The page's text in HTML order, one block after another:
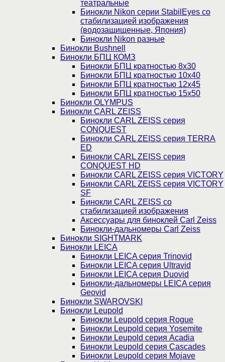
театральные
Бинокли Nikon серии StabilEyes со
стабилизацией изображения
(водозащищенные, Япония)
Бинокли Nikon разные
Бинокли Bushnell
Бинокли БПЦ КОМЗ
Бинокли БПЦ кратностью 8х30
Бинокли БПЦ кратностью 10х40
Бинокли БПЦ кратностью 12х45
Бинокли БПЦ кратностью 15х50
Бинокли OLYMPUS
Бинокли CARL ZEISS
Бинокли CARL ZEISS серия
CONQUEST
Бинокли CARL ZEISS серия TERRA
ED
Бинокли CARL ZEISS серия
CONQUEST HD
Бинокли CARL ZEISS серия VICTORY
Бинокли CARL ZEISS серия VICTORY
SF
Бинокли CARL ZEISS со
стабилизацией изображения
Аксессуары для биноклей Carl Zeiss
Бинокли-дальномеры Carl Zeiss
Бинокли SIGHTMARK
Бинокли LEICA
Бинокли LEICA серия Trinovid
Бинокли LEICA серия Ultravid
Бинокли LEICA серия Duovid
Бинокли-дальномеры LEICA серия
Geovid
Бинокли SWAROVSKI
Бинокли Leupold
Бинокли Leupold серия Rogue
Бинокли Leupold серия Yosemite
Бинокли Leupold серия Acadia
Бинокли Leupold серия Cascades
Бинокли Leupold серия Mojave